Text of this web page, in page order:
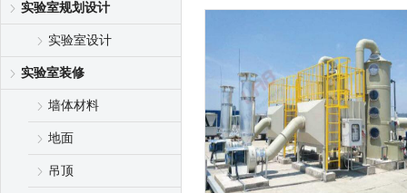
实验室规划设计
实验室设计
实验室装修
墙体材料
地面
吊顶